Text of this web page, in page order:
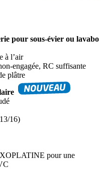
pour sous-évier ou lavabo
à l’air
engagée, RC suffisante
plâtre
16)
pour une